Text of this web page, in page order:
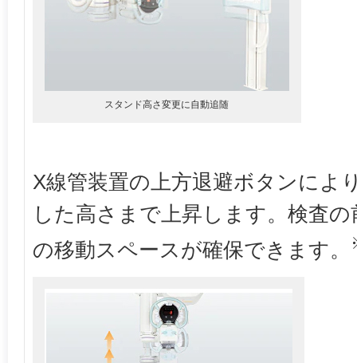
スタンド高さ変更に自動追随
X線管装置の上方退避ボタンによ
した高さまで上昇します。検査
の移動スペースが確保できます。